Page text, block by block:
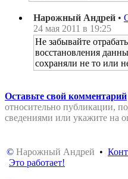
Нарожный Андрей •
24 мая 2011 в 19:25
Не забывайте
восстановления
сохраняли не то или
Оставьте свой комментарий
относительно публикации,
сведениями или укажите на
© Нарожный Андрей •
Это работает!